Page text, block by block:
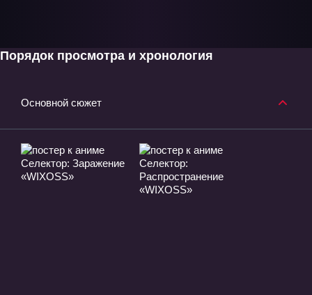
Порядок просмотра и хронология
Основной сюжет